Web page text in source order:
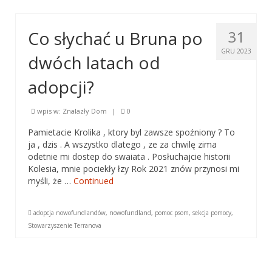
31
GRU 2023
Co słychać u Bruna po
dwóch latach od
adopcji?
wpis w: Znalazły Dom | 0
Pamietacie Krolika , ktory byl zawsze spoźniony ? To
ja , dzis . A wszystko dlatego , ze za chwilę zima
odetnie mi dostep do swaiata . Posłuchajcie historii
Kolesia, mnie pociekły łzy Rok 2021 znów przynosi mi
myśli, że … Continued
adopcja nowofundlandów, nowofundland, pomoc psom, sekcja pomocy,
Stowarzyszenie Terranova